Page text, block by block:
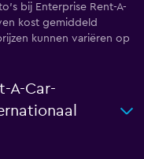
bij Enterprise Rent-A-
kost gemiddeld
kunnen variëren op
A-Car-